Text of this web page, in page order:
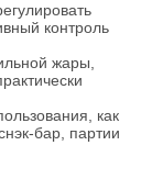
контроль
жары,
как
бар, партии